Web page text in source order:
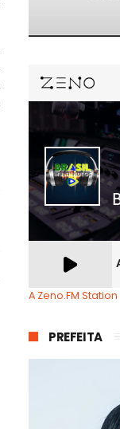
A Zeno.FM Station
PREFEITA